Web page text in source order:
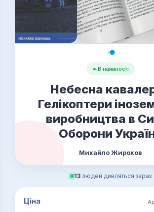
● В наявності
Небесна
Гелікоптери
виробництва в
Оборони
Михайло Жирохов
13людей дивляться зараз
Ціна